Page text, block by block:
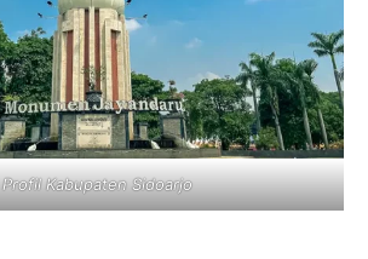
Profil Kabupaten Sidoarjo